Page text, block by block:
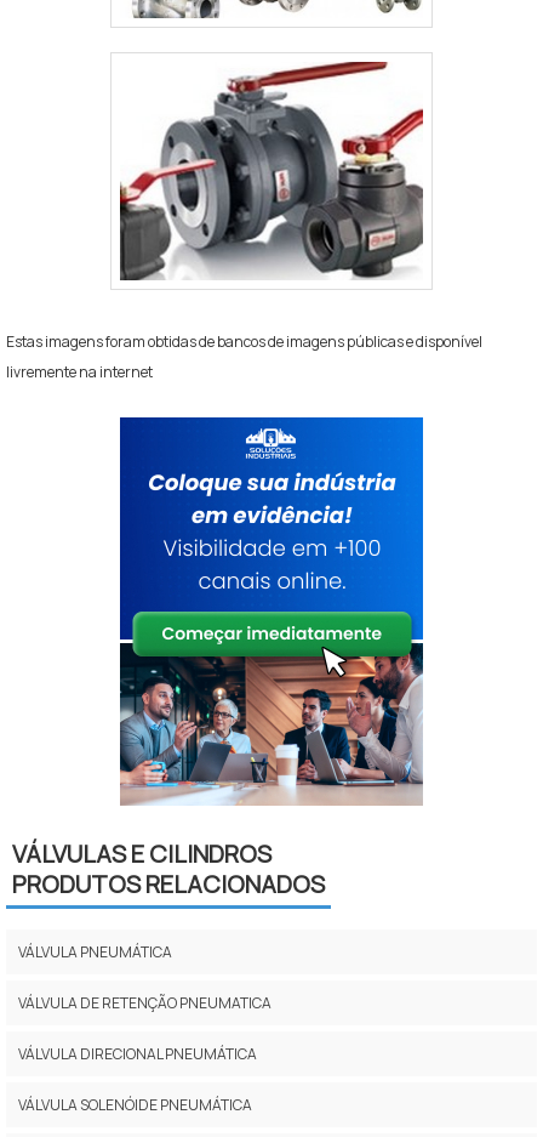
Estas imagens foram obtidas de bancos de imagens públicas e disponível
livremente na internet
VÁLVULAS E CILINDROS
PRODUTOS RELACIONADOS
VÁLVULA PNEUMÁTICA
VÁLVULA DE RETENÇÃO PNEUMATICA
VÁLVULA DIRECIONAL PNEUMÁTICA
VÁLVULA SOLENÓIDE PNEUMÁTICA